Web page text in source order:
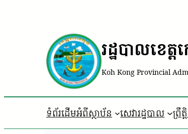
រដ្ឋបាលខេត្
Koh Kong Provincial
ទំព័រដើមអំពីស្ថាប័ន សេវារដ្ឋបាល ព្រឹ